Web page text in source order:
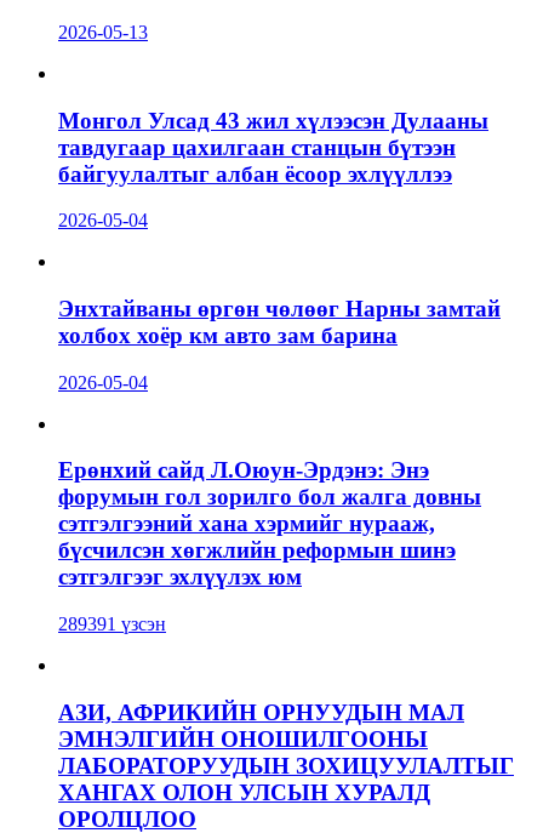
2026-05-13
Монгол Улсад 43 жил хүлээсэн Дулааны
тавдугаар цахилгаан станцын бүтээн
байгуулалтыг албан ёсоор эхлүүллээ
2026-05-04
Энхтайваны өргөн чөлөөг Нарны замтай
холбох хоёр км авто зам барина
2026-05-04
Ерөнхий сайд Л.Оюун-Эрдэнэ: Энэ
форумын гол зорилго бол жалга довны
сэтгэлгээний хана хэрмийг нурааж,
бүсчилсэн хөгжлийн реформын шинэ
сэтгэлгээг эхлүүлэх юм
289391 үзсэн
АЗИ, АФРИКИЙН ОРНУУДЫН МАЛ
ЭМНЭЛГИЙН ОНОШИЛГООНЫ
ЛАБОРАТОРУУДЫН ЗОХИЦУУЛАЛТЫГ
ХАНГАХ ОЛОН УЛСЫН ХУРАЛД
ОРОЛЦЛОО